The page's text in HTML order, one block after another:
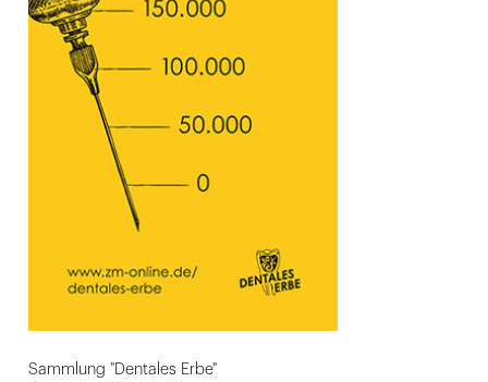
Sammlung "Dentales Erbe"